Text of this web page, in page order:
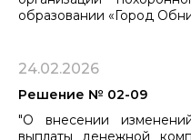
образовании «Город
24.02.2026
Решение № 02-09
"О внесении
выплаты денежной